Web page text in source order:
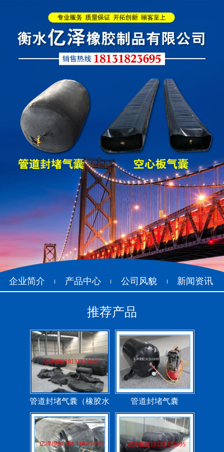
企业简介 产品中心 公司风貌 新闻资讯
推荐产品
管道封堵气囊（橡胶水
堵）
管道封堵气囊